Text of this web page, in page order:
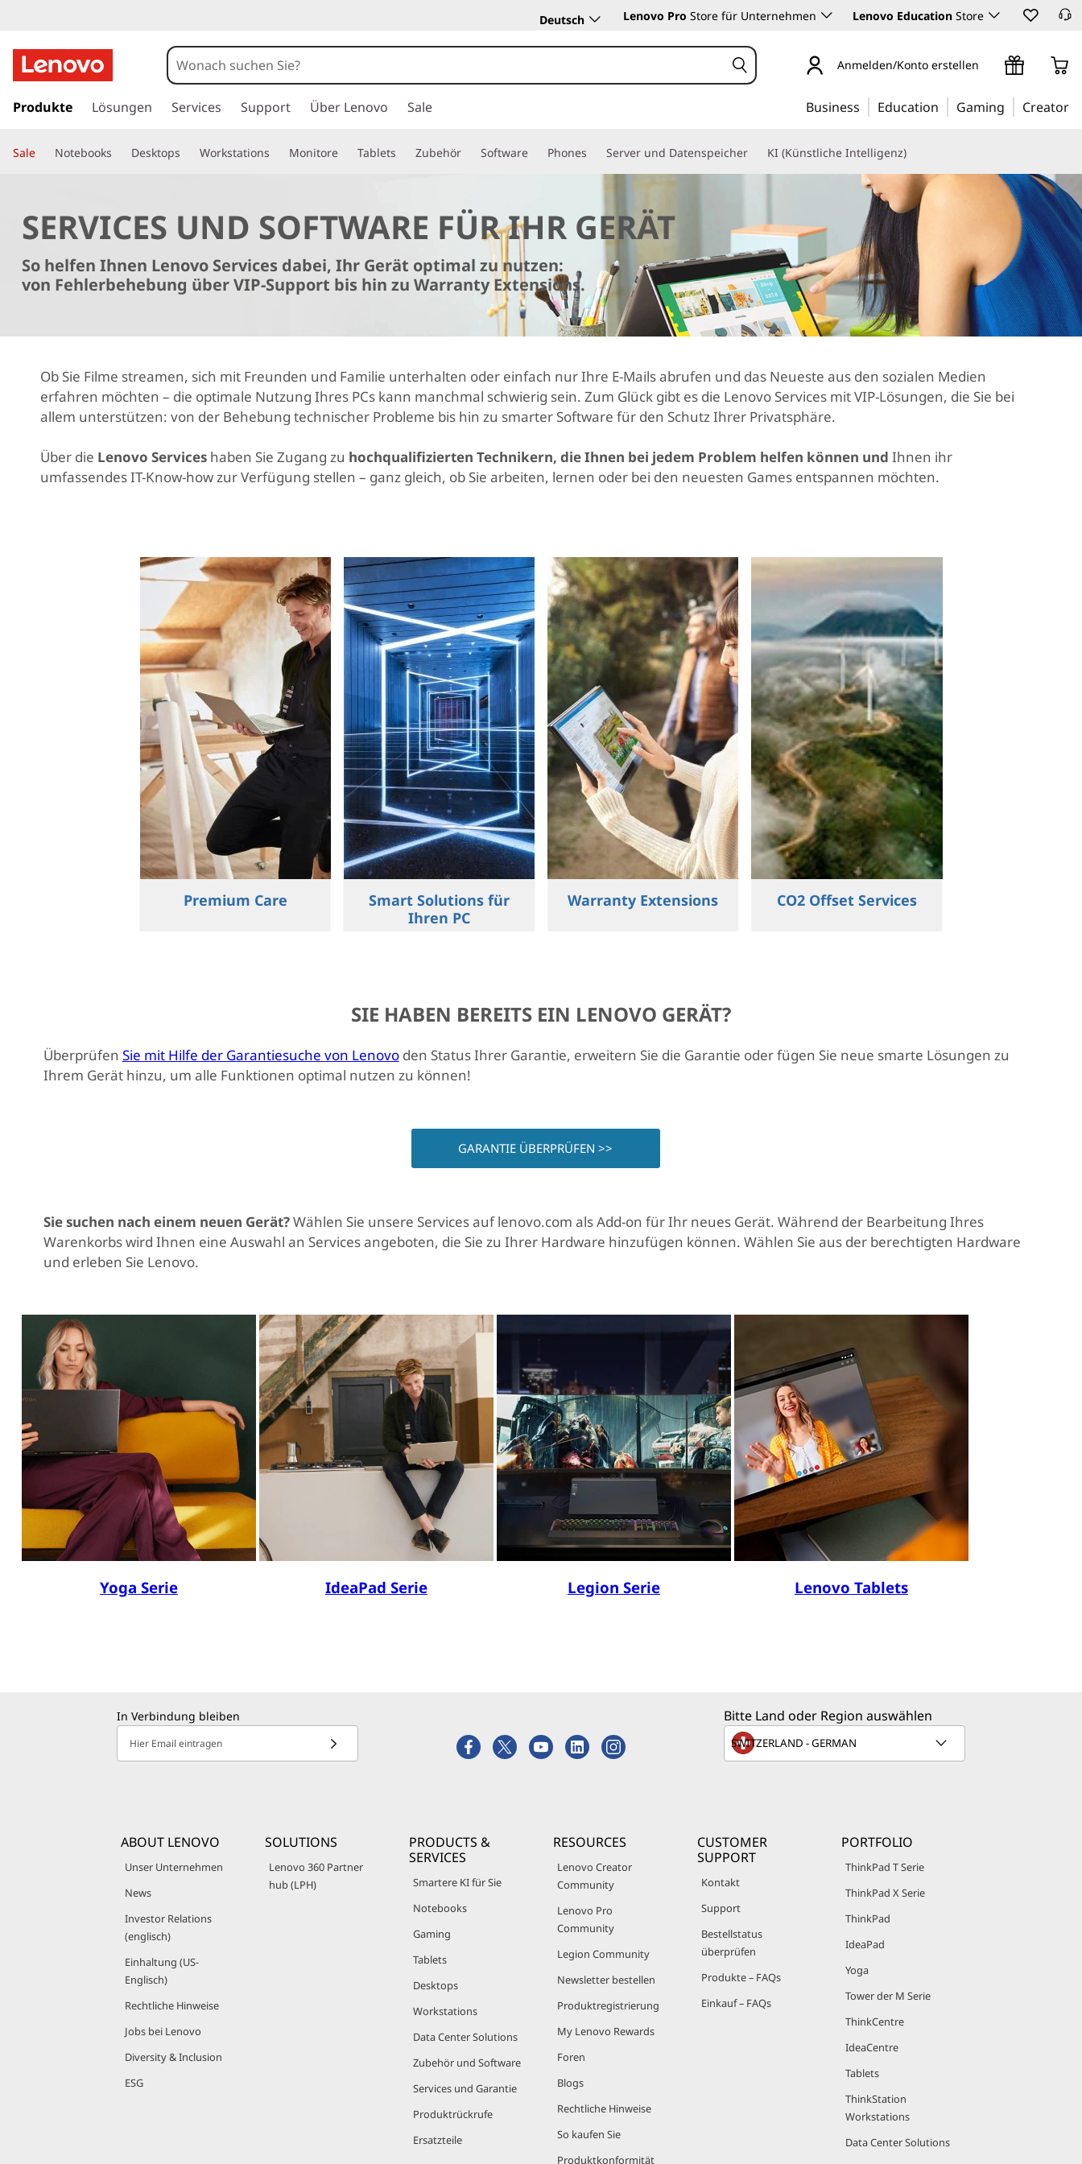
Deutsch Lenovo Pro Store für Unternehmen Lenovo Education Store
u
a
s
Anmelden/Konto erstellen
Produkte Lösungen Services Support Über Lenovo Sale Business Education Gaming Creator
Sale Notebooks Desktops Workstations Monitore Tablets Zubehör Software Phones Server und Datenspeicher KI (Künstliche Intelligenz)
SERVICES UND SOFTWARE FÜR IHR GERÄT
So helfen Ihnen Lenovo Services dabei, Ihr Gerät optimal zu nutzen:
von Fehlerbehebung über VIP-Support bis hin zu Warranty Extensions.
Ob Sie Filme streamen, sich mit Freunden und Familie unterhalten oder einfach nur Ihre E-Mails abrufen und das Neueste aus den sozialen Medien
erfahren möchten – die optimale Nutzung Ihres PCs kann manchmal schwierig sein. Zum Glück gibt es die Lenovo Services mit VIP-Lösungen, die Sie bei
allem unterstützen: von der Behebung technischer Probleme bis hin zu smarter Software für den Schutz Ihrer Privatsphäre.
Über die Lenovo Services haben Sie Zugang zu hochqualifizierten Technikern, die Ihnen bei jedem Problem helfen können und Ihnen ihr
umfassendes IT-Know-how zur Verfügung stellen – ganz gleich, ob Sie arbeiten, lernen oder bei den neuesten Games entspannen möchten.
Premium Care
Smart Solutions für
Ihren PC
Warranty Extensions CO2 Offset Services
SIE HABEN BEREITS EIN LENOVO GERÄT?
Überprüfen Sie mit Hilfe der Garantiesuche von Lenovoden Status Ihrer Garantie, erweitern Sie die Garantie oder fügen Sie neue smarte Lösungen zu
Ihrem Gerät hinzu, um alle Funktionen optimal nutzen zu können!
GARANTIE ÜBERPRÜFEN >>
Sie suchen nach einem neuen Gerät?Wählen Sie unsere Services auf lenovo.com als Add-on für Ihr neues Gerät. Während der Bearbeitung Ihres
Warenkorbs wird Ihnen eine Auswahl an Services angeboten, die Sie zu Ihrer Hardware hinzufügen können. Wählen Sie aus der berechtigten Hardware
und erleben Sie Lenovo.
Yoga Serie IdeaPad Serie Legion Serie Lenovo Tablets
In Verbindung bleiben
Hier Email eintragen
Bitte Land oder Region auswählen
ABOUT LENOVO
Unser Unternehmen
News
Investor Relations
(englisch)
Einhaltung (US-
Englisch)
Rechtliche Hinweise
Jobs bei Lenovo
Diversity & Inclusion
ESG
SOLUTIONS
Lenovo 360 Partner
hub (LPH)
PRODUCTS &
SERVICES
Smartere KI für Sie
Notebooks
Gaming
Tablets
Desktops
Workstations
Data Center Solutions
Zubehör und Software
Services und Garantie
Produktrückrufe
Ersatzteile
RESOURCES
Lenovo Creator
Community
Lenovo Pro
Community
Legion Community
Newsletter bestellen
Produktregistrierung
My Lenovo Rewards
Foren
Blogs
Rechtliche Hinweise
So kaufen Sie
Produktkonformität
CUSTOMER
SUPPORT
Kontakt
Support
Bestellstatus
überprüfen
Produkte – FAQs
Einkauf – FAQs
PORTFOLIO
ThinkPad T Serie
ThinkPad X Serie
ThinkPad
IdeaPad
Yoga
Tower der M Serie
ThinkCentre
IdeaCentre
Tablets
ThinkStation
Workstations
Data Center Solutions